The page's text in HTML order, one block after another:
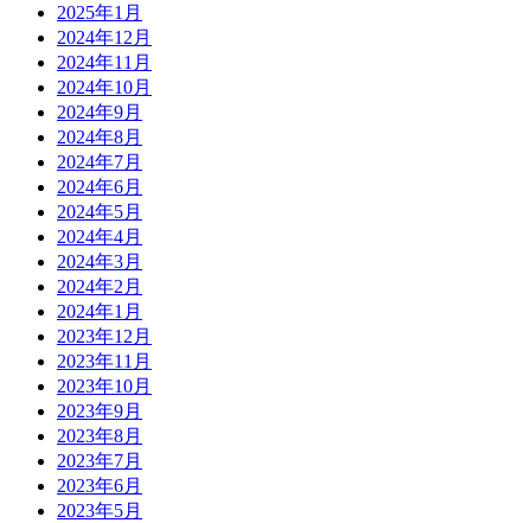
2025年1月
2024年12月
2024年11月
2024年10月
2024年9月
2024年8月
2024年7月
2024年6月
2024年5月
2024年4月
2024年3月
2024年2月
2024年1月
2023年12月
2023年11月
2023年10月
2023年9月
2023年8月
2023年7月
2023年6月
2023年5月